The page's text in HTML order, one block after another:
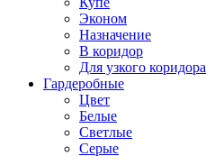
Эконом
Назначение
В коридор
Для узкого коридора
Гардеробные
Цвет
Белые
Светлые
Серые